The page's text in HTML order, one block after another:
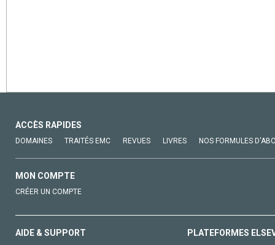
ACCÈS RAPIDES
DOMAINES TRAITÉS EMC REVUES LIVRES NOS FORMULES
MON COMPTE
CRÉER UN COMPTE
AIDE & SUPPORT PLATEFORMES